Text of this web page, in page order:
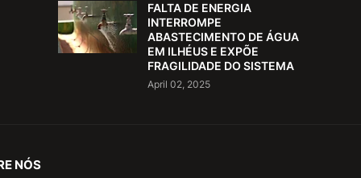
FALTA DE ENERGIA
INTERROMPE
ABASTECIMENTO DE ÁGUA
EM ILHÉUS E EXPÕE
FRAGILIDADE DO SISTEMA
April 02, 2025
NÓS